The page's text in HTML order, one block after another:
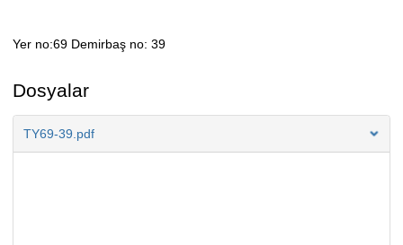
Açıklama
Yer no:69 Demirbaş no: 39
Dosyalar
TY69-39.pdf